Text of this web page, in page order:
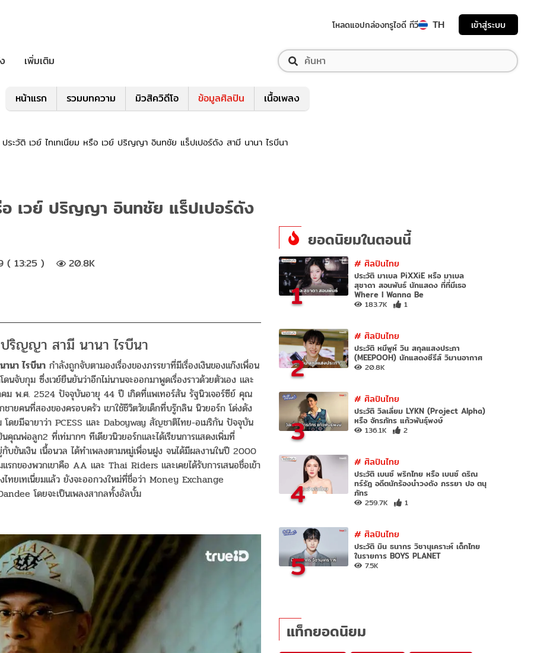
โหลดแอปกล่องทรูไอดี ทีวี TH เข้าสู่ระบบ
เพิ่มเติม
หน้าแรก รวมบทความ มิวสิควิดีโอ ข้อมูลศิลปิน เนื้อเพลง
ประวัติ เวย์ ไทเทเนียม หรือ เวย์ ปริญญา อินทชัย แร็ปเปอร์ดัง สามี นานา ไรบีนา
อ เวย์ ปริญญา อินทชัย แร็ปเปอร์ดัง
( 13:25 ) 20.8K
ปริญญา สามี นานา ไรบีนา
นา ไรบีนา กำลังถูกจับตามองเรื่องของภรรยาที่มีเรื่องเงินของแก๊งเพื่อน
นจับกุม ซึ่งเวย์ยืนยันว่าอีกไม่นานจะออกมาพูดเรื่องราวด้วยตัวเอง และ
คม พ.ศ. 2524 ปัจจุบันอายุ 44 ปี เกิดที่แพเทอร์สัน รัฐนิวเจอร์ซีย์ คุณ
ยคนที่สองของครอบครัว เขาใช้ชีวิตวัยเด็กที่บรู๊กลิน นิวยอร์ก โด่งดัง
โดยมีฉายาว่า PCESS และ Daboyway สัญชาติไทย-อเมริกัน ปัจจุบัน
คุณพ่อลูก2 ที่เท่มากๆ ทีเดียวนิวยอร์กและได้เรียนการแสดงเพิ่มที่
บขันเงิน เนื้อนวล ได้ทำเพลงตามหมู่เพื่อนฝูง จนได้มีผลงานในปี 2000
กของพวกเขาคือ AA และ Thai Riders และเคยได้รับการเสนอชื่อเข้า
ทยเทเนี่ยมแล้ว ยังจะออกวงใหม่ที่ชื่อว่า Money Exchange
โดยจะเป็นเพลงสากลทั้งอัลบั้ม
ยอดนิยมในตอนนี้
1
# ศิลปินไทย
ประวัติ มาเบล PiXXiE หรือ มาเบล
สุชาดา สอนพันธ์ นักแสดง ที่ที่มีเธอ
Where I Wanna Be
183.7K 1
2
# ศิลปินไทย
ประวัติ หมีพูห์ วิน สกุลแสงประภา
(MEEPOOH) นักแสดงซีรีส์ วิมานอากาศ
20.8K
3
# ศิลปินไทย
ประวัติ วิลเลี่ยม LYKN (Project Alpha)
หรือ จักรภัทร แก้วพันธุ์พงษ์
136.1K 2
4
# ศิลปินไทย
ประวัติ เบนซ์ พริกไทย หรือ เบนซ์ ดริณ
ทร์รัฎ อดีตนักร้องนำวงดัง ภรรยา ปอ ตนุ
ภัทร
259.7K 1
5
# ศิลปินไทย
ประวัติ มิน ธนากร วิชานุเคราะห์ เด็กไทย
ในรายการ BOYS PLANET
7.5K
แท็กยอดนิยม